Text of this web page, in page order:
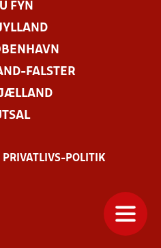
FYN
FALSTER
PRIVATLIVS-POLITIK